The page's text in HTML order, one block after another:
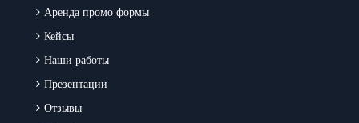
Аренда промо формы
Кейсы
Наши работы
Презентации
Отзывы